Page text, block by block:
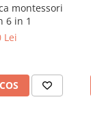
montessori
6 in 1
Lei